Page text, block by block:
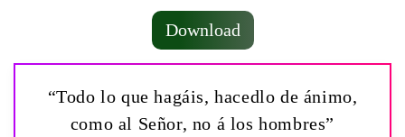
Download
“Todo lo que hagáis, hacedlo de ánimo,
como al Señor, no á los hombres”